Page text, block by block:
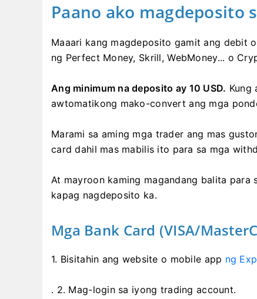
Paano ako magdeposito
Maaari kang magdeposito gamit ang debit
ng Perfect Money, Skrill, WebMoney... o
Ang minimum na deposito ay 10 USD. Kung
awtomatikong mako-convert ang mga
Marami sa aming mga trader ang mas
card dahil mas mabilis ito para sa mga
At mayroon kaming magandang balita para
kapag nagdeposito ka.
Mga Bank Card (VISA/
1. Bisitahin ang website o mobile app ng
. 2. Mag-login sa iyong trading account.